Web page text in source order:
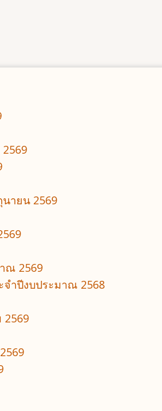
ายน 2569
ณ 2569
ำปีงบประมาณ 2568
2569